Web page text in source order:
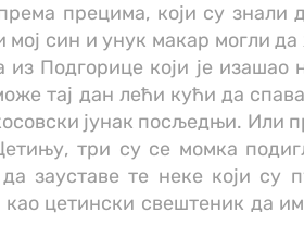
прецима, који су знали
син и унук макар могли да
из Подгорице који је изашао
тај дан лећи кући да
јунак посљедњи. Или
три су се момка
зауставе те неке који су
као цетински свештеник да